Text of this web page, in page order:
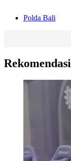
Polda Bali
Rekomendasi